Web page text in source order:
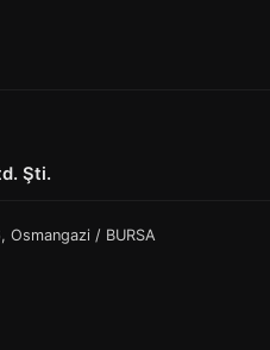
Şti.
Osmangazi / BURSA